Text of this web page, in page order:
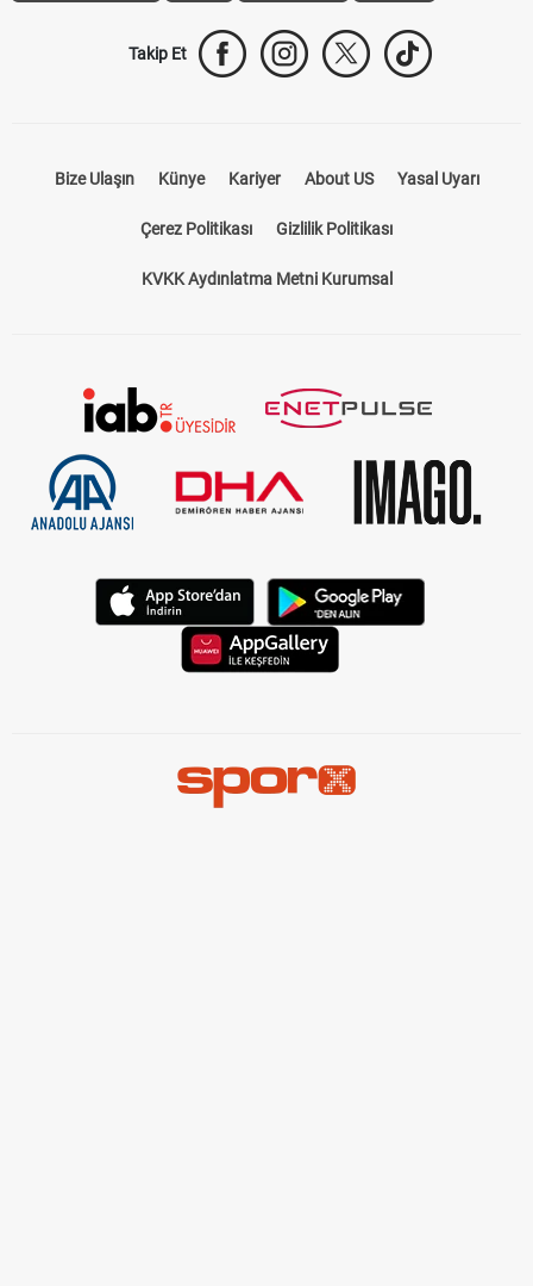
Takip Et
Bize Ulaşın Künye Kariyer About US Yasal Uyarı
Çerez Politikası Gizlilik Politikası
KVKK Aydınlatma Metni Kurumsal